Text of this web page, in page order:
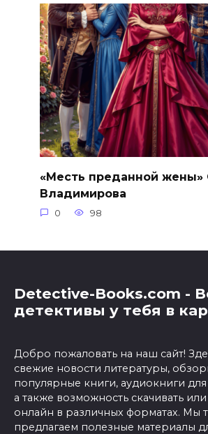
«Месть преданной жены»
Владимирова
0 98
Detective-Books.com -
детективы у тебя в
Добро пожаловать на наш сайт!
свежие новости литературы,
популярные книги, аудиокниги
а также возможность скачивать или
онлайн в различных форматах. Мы
предлагаем полезные материалы